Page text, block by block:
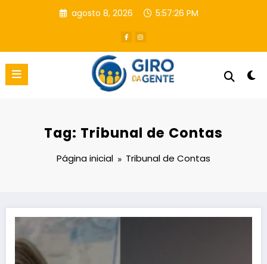
agosto 8, 2026 5:57:27 PM
Tag: Tribunal de Contas
Página inicial Tribunal de Contas